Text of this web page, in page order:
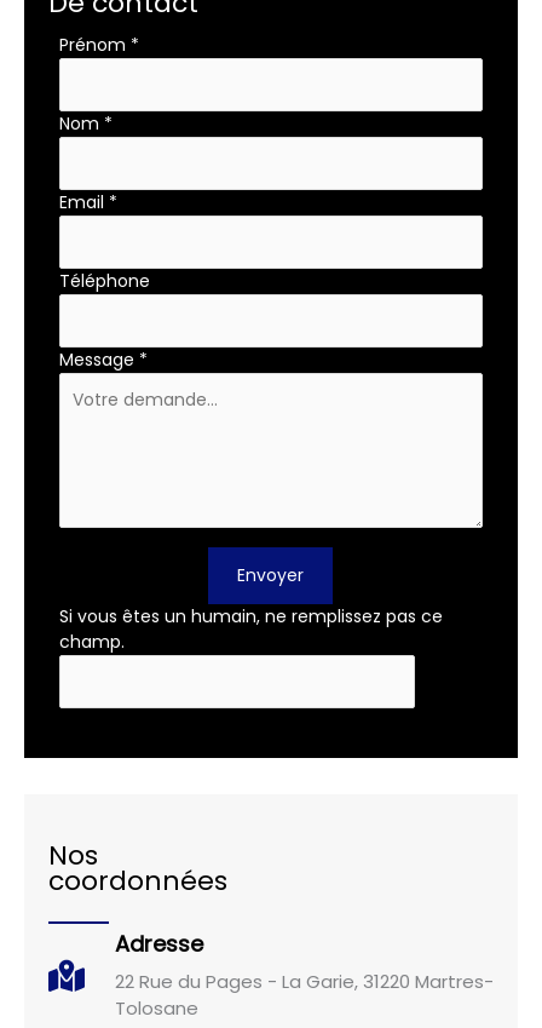
Formulaire
téléphone
Prénom *
Nom *
Email *
Téléphone
Message *
Envoyer
Si vous êtes un humain, ne remplissez pas ce
champ.
Nos
coordonnées
Adresse
22 Rue du Pages - La Garie, 31220 Martres-
Tolosane